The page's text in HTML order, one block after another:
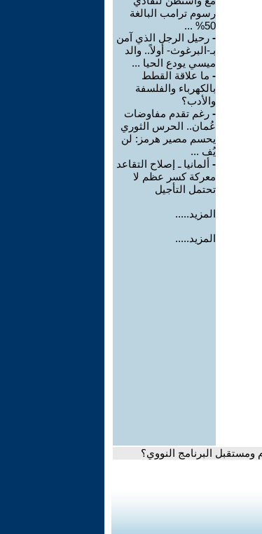
رسوم ترامب البالغة
50% ...
- رحيل الرجل الذي آمن
بـ-البرغوث- أولاً.. والد
ميسي يودع الحيا ...
- ما علاقة القطط
بالكهرباء والفلسفة
والأدب؟
- رغم تقدم مفاوضات
عُمان.. الحرس الثوري
يحسم مصير هرمز: لن
يُف ...
- ألمانيا ـ إصلاح التقاعد
معركة كسر عظم لا
تحتمل التأجيل
المزيد.....
المزيد.....
البرنامج النووي؟